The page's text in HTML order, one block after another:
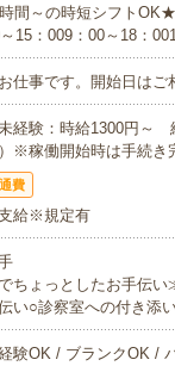
間～の時短シフトOK★
15：009：00～18：
仕事です。開始日は
経験：時給1300円～
※稼働開始時は手続き
費
給※規定有
ちょっとしたお手伝い
い○診察室への付き
験OK / ブランクOK /